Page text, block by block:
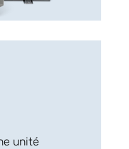
unité